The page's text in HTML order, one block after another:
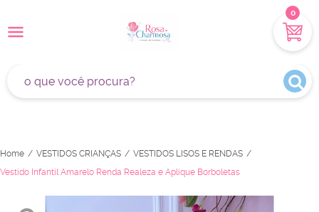
0
Home VESTIDOS CRIANÇAS
VESTIDOS LISOS E RENDAS
Vestido Infantil Amarelo Renda Realeza e Aplique Borboletas